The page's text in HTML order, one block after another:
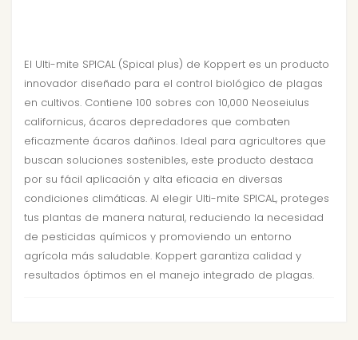
El Ulti-mite SPICAL (Spical plus) de Koppert es un producto
innovador diseñado para el control biológico de plagas
en cultivos. Contiene 100 sobres con 10,000 Neoseiulus
californicus, ácaros depredadores que combaten
eficazmente ácaros dañinos. Ideal para agricultores que
buscan soluciones sostenibles, este producto destaca
por su fácil aplicación y alta eficacia en diversas
condiciones climáticas. Al elegir Ulti-mite SPICAL, proteges
tus plantas de manera natural, reduciendo la necesidad
de pesticidas químicos y promoviendo un entorno
agrícola más saludable. Koppert garantiza calidad y
resultados óptimos en el manejo integrado de plagas.